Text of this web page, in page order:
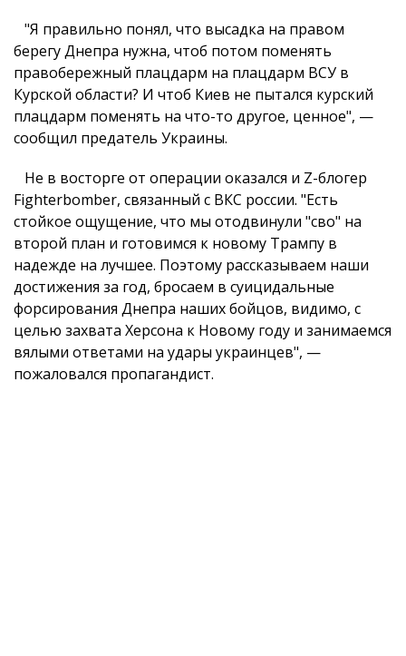
"Я правильно понял, что высадка на правом
берегу Днепра нужна, чтоб потом поменять
правобережный плацдарм на плацдарм ВСУ в
Курской области? И чтоб Киев не пытался курский
плацдарм поменять на что-то другое, ценное", —
сообщил предатель Украины.
Не в восторге от операции оказался и Z-блогер
Fighterbomber, связанный с ВКС россии. "Есть
стойкое ощущение, что мы отодвинули "сво" на
второй план и готовимся к новому Трампу в
надежде на лучшее. Поэтому рассказываем наши
достижения за год, бросаем в суицидальные
форсирования Днепра наших бойцов, видимо, с
целью захвата Херсона к Новому году и занимаемся
вялыми ответами на удары украинцев", —
пожаловался пропагандист.